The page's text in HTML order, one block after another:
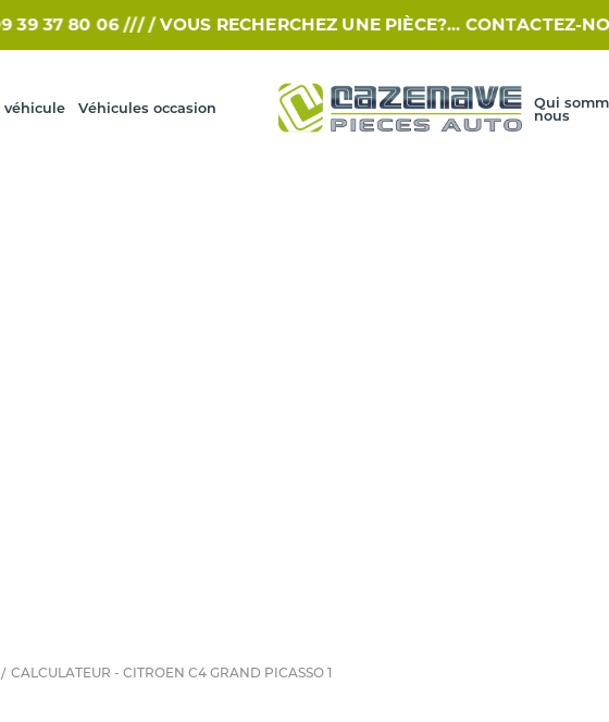
37 80 06 /// / VOUS RECHERCHEZ UNE PIÈCE?... CONTACTEZ-
véhicule Véhicules occasion
Qui
nous
CALCULATEUR - CITROEN C4 GRAND PICASSO 1